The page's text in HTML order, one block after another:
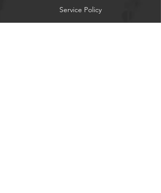
Service Policy
Payment methods